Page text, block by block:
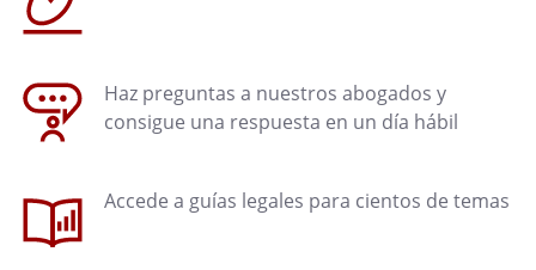
Haz preguntas a nuestros abogados y
consigue una respuesta en un día hábil
Accede a guías legales para cientos de temas